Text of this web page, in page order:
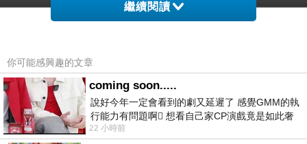
繼續閱讀
你可能感興趣的文章
coming soon.....
說好今年一定會看到的劇又延遲了 感覺GMM的執
行能力有問題啊🫩 想看自己家CP演戲竟是如此奢
侈的事 GMM你說看看啊😑 先把劇放
22 小時前